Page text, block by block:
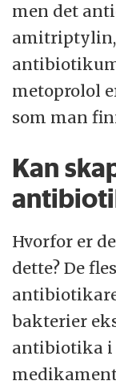
men det
amitriptylin,
metoprolol
som man
Kan
Hvorfor er
dette? De
bakterier
antibiotika i